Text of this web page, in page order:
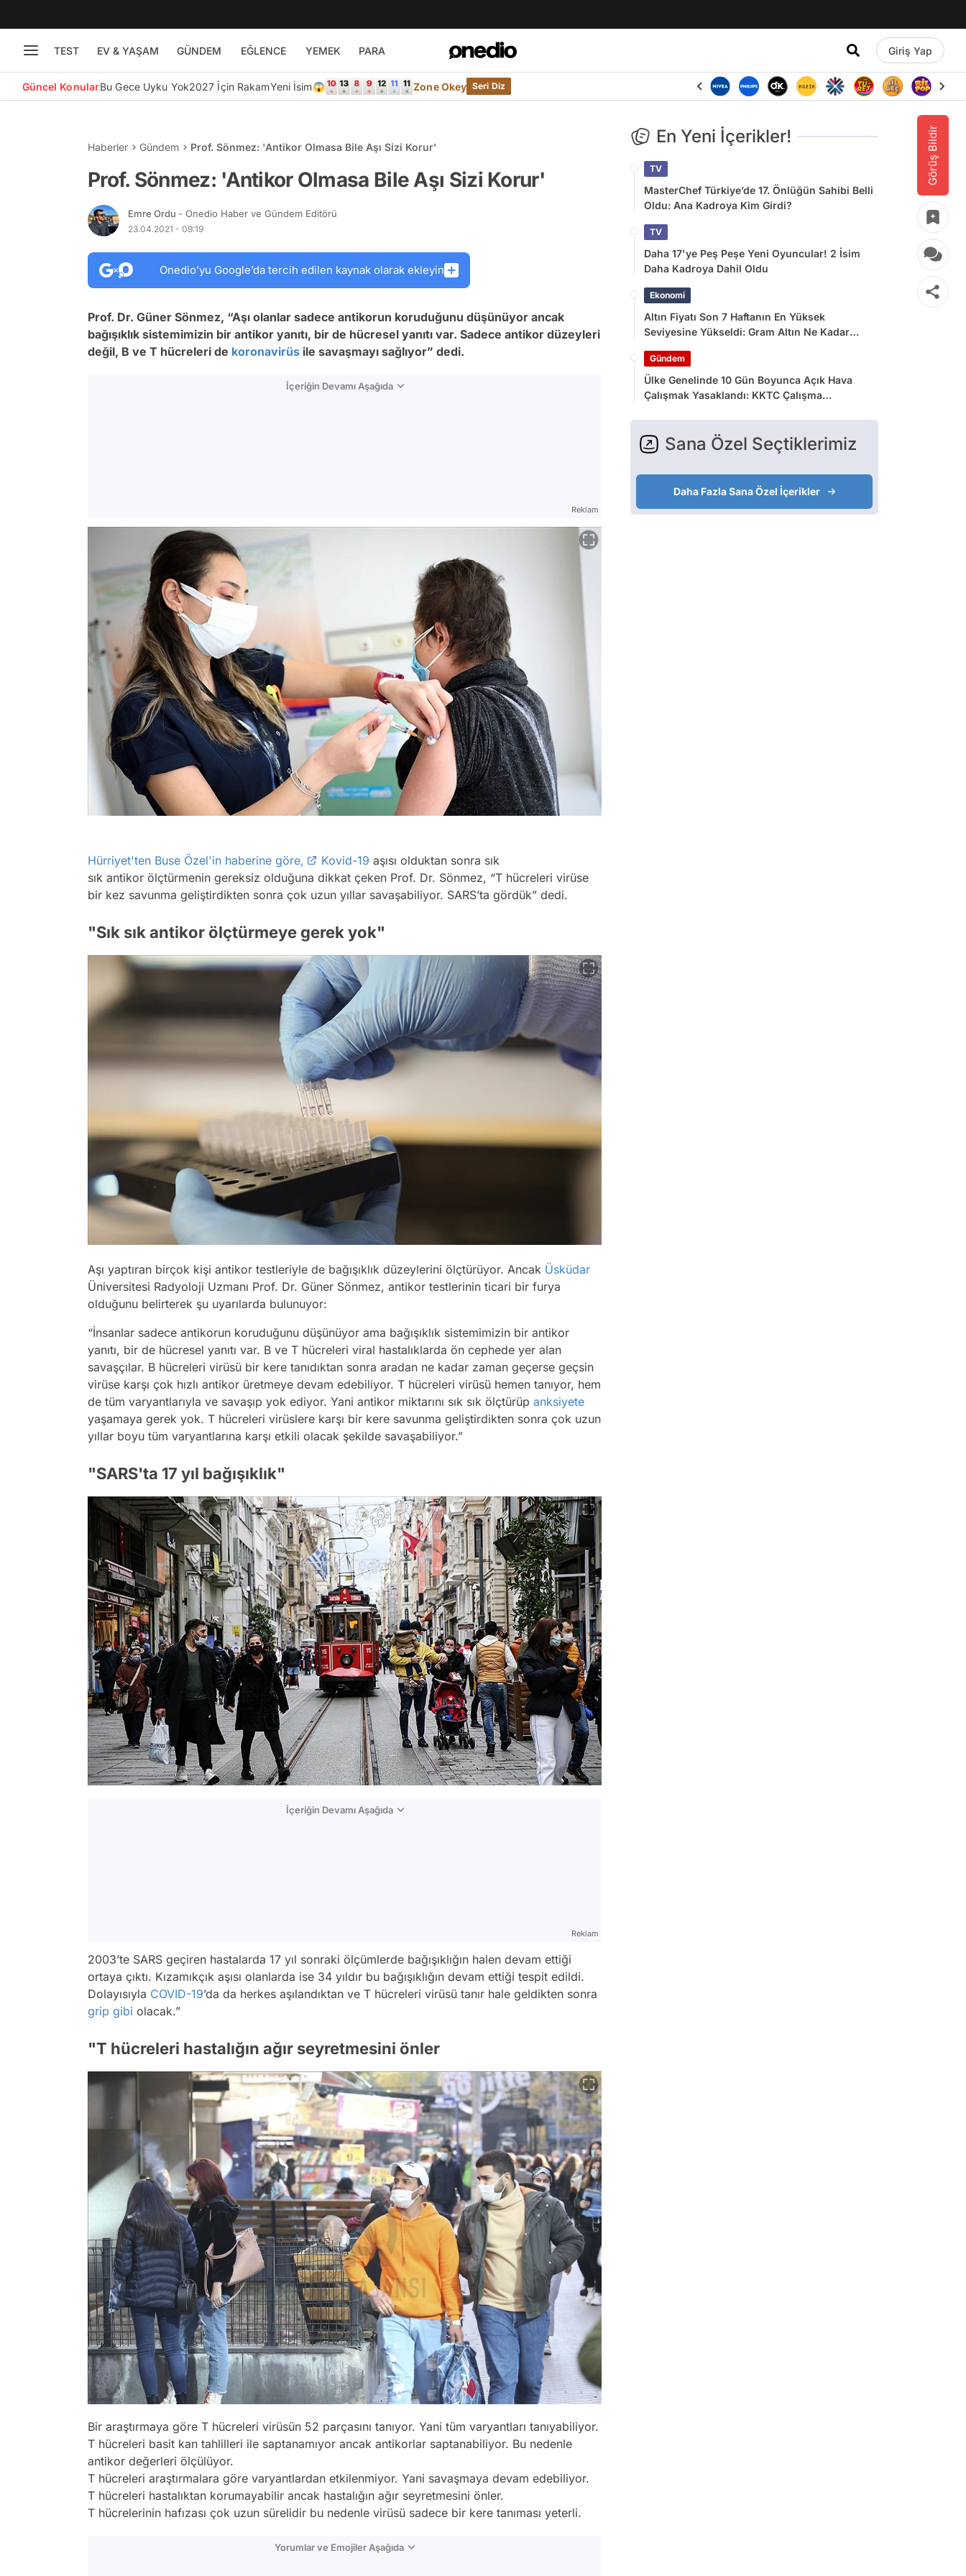
TEST EV & YAŞAM GÜNDEM EĞLENCE YEMEK PARA Giriş Yap
Güncel KonularBu Gece Uyku Yok2027 İçin RakamYeni İsim😱 Zone Okey Seri Diz
Görüş Bildir
Haberler Gündem Prof. Sönmez: 'Antikor Olmasa Bile Aşı Sizi Korur'
Prof. Sönmez: 'Antikor Olmasa Bile Aşı Sizi Korur'
Emre Ordu - Onedio Haber ve Gündem Editörü
23.04.2021 - 09:19
Onedio’yu Google’da tercih edilen kaynak olarak ekleyin
Prof. Dr. Güner Sönmez, “Aşı olanlar sadece antikorun koruduğunu düşünüyor ancak
bağışıklık sistemimizin bir antikor yanıtı, bir de hücresel yanıtı var. Sadece antikor düzeyleri
değil, B ve T hücreleri de koronavirüs ile savaşmayı sağlıyor” dedi.
İçeriğin Devamı Aşağıda
Reklam
Hürriyet'ten Buse Özel'in haberine göre, Kovid-19 aşısı olduktan sonra sık
sık antikor ölçtürmenin gereksiz olduğuna dikkat çeken Prof. Dr. Sönmez, “T hücreleri virüse
bir kez savunma geliştirdikten sonra çok uzun yıllar savaşabiliyor. SARS’ta gördük” dedi.
"Sık sık antikor ölçtürmeye gerek yok"
Aşı yaptıran birçok kişi antikor testleriyle de bağışıklık düzeylerini ölçtürüyor. Ancak Üsküdar
Üniversitesi Radyoloji Uzmanı Prof. Dr. Güner Sönmez, antikor testlerinin ticari bir furya
olduğunu belirterek şu uyarılarda bulunuyor:
“İnsanlar sadece antikorun koruduğunu düşünüyor ama bağışıklık sistemimizin bir antikor
yanıtı, bir de hücresel yanıtı var. B ve T hücreleri viral hastalıklarda ön cephede yer alan
savaşçılar. B hücreleri virüsü bir kere tanıdıktan sonra aradan ne kadar zaman geçerse geçsin
virüse karşı çok hızlı antikor üretmeye devam edebiliyor. T hücreleri virüsü hemen tanıyor, hem
de tüm varyantlarıyla ve savaşıp yok ediyor. Yani antikor miktarını sık sık ölçtürüp anksiyete
yaşamaya gerek yok. T hücreleri virüslere karşı bir kere savunma geliştirdikten sonra çok uzun
yıllar boyu tüm varyantlarına karşı etkili olacak şekilde savaşabiliyor.”
"SARS'ta 17 yıl bağışıklık"
İçeriğin Devamı Aşağıda
Reklam
2003’te SARS geçiren hastalarda 17 yıl sonraki ölçümlerde bağışıklığın halen devam ettiği
ortaya çıktı. Kızamıkçık aşısı olanlarda ise 34 yıldır bu bağışıklığın devam ettiği tespit edildi.
Dolayısıyla COVID-19’da da herkes aşılandıktan ve T hücreleri virüsü tanır hale geldikten sonra
grip gibi olacak.”
"T hücreleri hastalığın ağır seyretmesini önler
Bir araştırmaya göre T hücreleri virüsün 52 parçasını tanıyor. Yani tüm varyantları tanıyabiliyor.
T hücreleri basit kan tahlilleri ile saptanamıyor ancak antikorlar saptanabiliyor. Bu nedenle
antikor değerleri ölçülüyor.
T hücreleri araştırmalara göre varyantlardan etkilenmiyor. Yani savaşmaya devam edebiliyor.
T hücreleri hastalıktan korumayabilir ancak hastalığın ağır seyretmesini önler.
T hücrelerinin hafızası çok uzun sürelidir bu nedenle virüsü sadece bir kere tanıması yeterli.
Yorumlar ve Emojiler Aşağıda
En Yeni İçerikler!
TV
MasterChef Türkiye’de 17. Önlüğün Sahibi Belli
Oldu: Ana Kadroya Kim Girdi?
TV
Daha 17'ye Peş Peşe Yeni Oyuncular! 2 İsim
Daha Kadroya Dahil Oldu
Ekonomi
Altın Fiyatı Son 7 Haftanın En Yüksek
Seviyesine Yükseldi: Gram Altın Ne Kadar
Gündem
Ülke Genelinde 10 Gün Boyunca Açık Hava
Çalışmak Yasaklandı: KKTC Çalışma
Sana Özel Seçtiklerimiz
Daha Fazla Sana Özel İçerikler